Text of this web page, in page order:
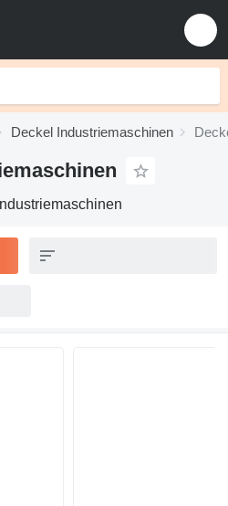
Deckel Industriemaschinen